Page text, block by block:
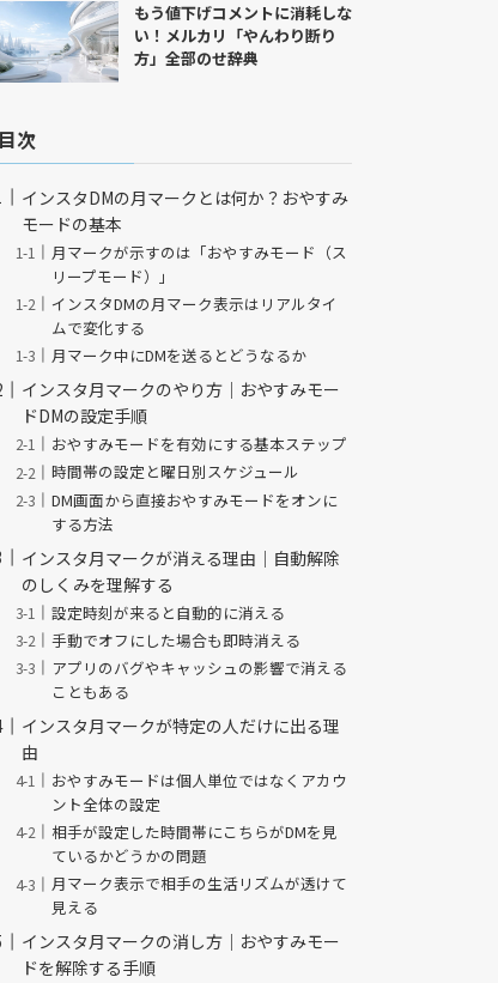
もう値下げコメントに消耗しな
い！メルカリ「やんわり断り
方」全部のせ辞典
目次
インスタDMの月マークとは何か？おやすみ
モードの基本
月マークが示すのは「おやすみモード（ス
リープモード）」
インスタDMの月マーク表示はリアルタイ
ムで変化する
月マーク中にDMを送るとどうなるか
インスタ月マークのやり方｜おやすみモー
ドDMの設定手順
おやすみモードを有効にする基本ステップ
時間帯の設定と曜日別スケジュール
DM画面から直接おやすみモードをオンに
する方法
インスタ月マークが消える理由｜自動解除
のしくみを理解する
設定時刻が来ると自動的に消える
手動でオフにした場合も即時消える
アプリのバグやキャッシュの影響で消える
こともある
インスタ月マークが特定の人だけに出る理
由
おやすみモードは個人単位ではなくアカウ
ント全体の設定
相手が設定した時間帯にこちらがDMを見
ているかどうかの問題
月マーク表示で相手の生活リズムが透けて
見える
インスタ月マークの消し方｜おやすみモー
ドを解除する手順